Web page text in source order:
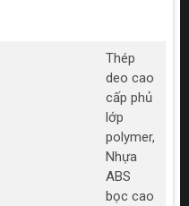
Thép
deo cao
cấp phủ
lớp
polymer,
Nhựa
ABS
bọc cao